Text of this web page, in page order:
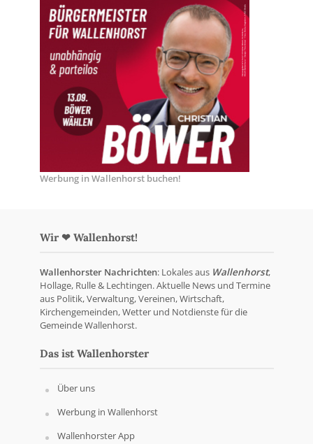
Werbung in Wallenhorst buchen!
Wir ❤ Wallenhorst!
Wallenhorster Nachrichten: Lokales aus Wallenhorst,
Hollage, Rulle & Lechtingen. Aktuelle News und Termine
aus Politik, Verwaltung, Vereinen, Wirtschaft,
Kirchengemeinden, Wetter und Notdienste für die
Gemeinde Wallenhorst.
Das ist Wallenhorster
Über uns
Werbung in Wallenhorst
Wallenhorster App